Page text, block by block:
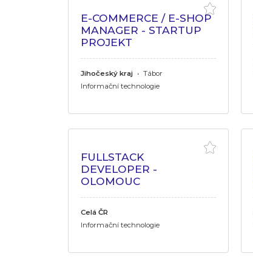
E-COMMERCE / E-SHOP
MANAGER - STARTUP
PROJEKT
Jihočeský kraj • Tábor
Informační technologie
FULLSTACK
DEVELOPER -
OLOMOUC
Celá ČR
Informační technologie